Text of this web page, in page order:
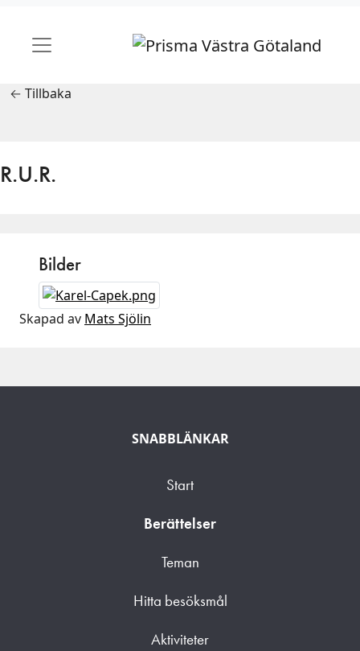
← Tillbaka
R.U.R.
Bilder
Skapad av Mats Sjölin
SNABBLÄNKAR
Start
Berättelser
Teman
Hitta besöksmål
Aktiviteter